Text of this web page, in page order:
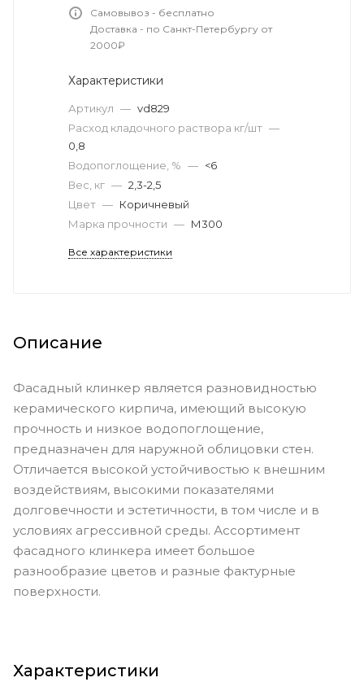
Самовывоз - бесплатно
Доставка - по Санкт-Петербургу от
2000₽
Характеристики
Артикул — vd829
Расход кладочного раствора кг/шт —
0,8
Водопоглощение, % — <6
Вес, кг — 2,3-2,5
Цвет — Коричневый
Марка прочности — М300
Все характеристики
Описание
Фасадный клинкер является разновидностью
керамического кирпича, имеющий высокую
прочность и низкое водопоглощение,
предназначен для наружной облицовки стен.
Отличается высокой устойчивостью к внешним
воздействиям, высокими показателями
долговечности и эстетичности, в том числе и в
условиях агрессивной среды. Ассортимент
фасадного клинкера имеет большое
разнообразие цветов и разные фактурные
поверхности.
Характеристики